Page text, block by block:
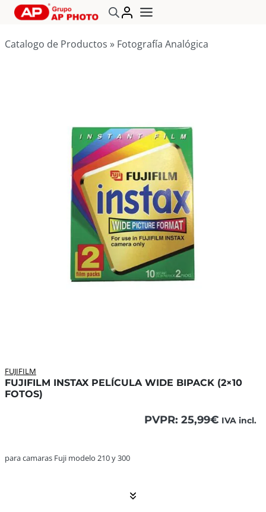
Saltar
Catalogo de Productos » Fotografía Analógica
FUJIFILM
FUJIFILM INSTAX PELÍCULA WIDE BIPACK (2×10
FOTOS)
PVPR: 25,99€ IVA incl.
para camaras Fuji modelo 210 y 300 ... El contenido
para camaras Fuji modelo 210 y 300